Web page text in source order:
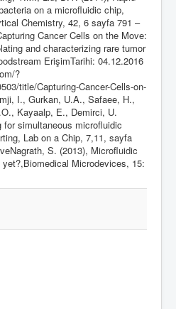
on a microfluidic chip,
Chemistry, 42, 6 sayfa 791 –
Cancer Cells on the Move:
and characterizing rare tumor
ErişimTarihi: 04.12.2016
?
title/Capturing-Cancer-Cells-on-
I., Gurkan, U.A., Safaee, H.,
Kayaalp, E., Demirci, U.
for simultaneous microfluidic
Lab on a Chip, 7,11, sayfa
S. (2013), Microfluidic
Microdevices, 15: